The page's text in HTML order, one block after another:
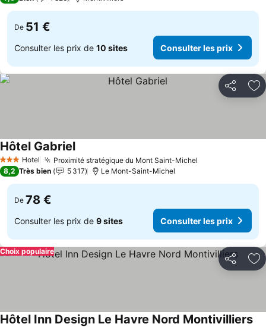
De 51 €
Consulter les prix de 10 sites Consulter les prix
Partager
3 ÉtoilesHotel Proximité stratégique du Mont Saint-Michel
Hôtel Gabriel
8,2 Très bien 5 317 Le Mont-Saint-Michel
De 78 €
Consulter les prix de 9 sites Consulter les prix
Partager
Choix populaire
Hôtel Inn Design Le Havre Nord Montivilliers